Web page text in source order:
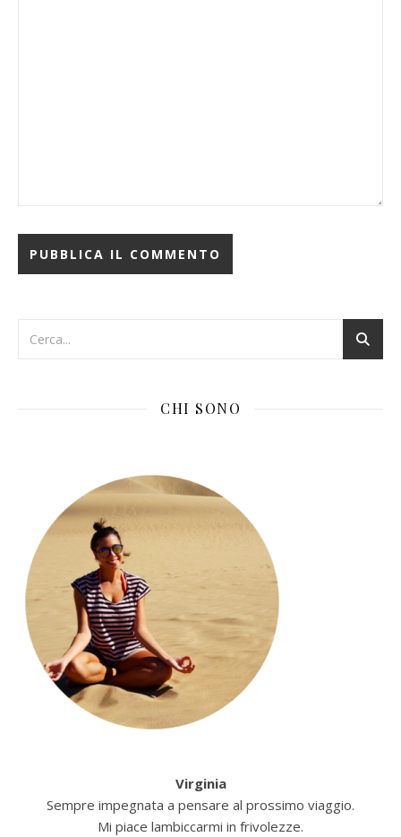
CHI SONO
Virginia
Sempre impegnata a pensare al prossimo viaggio.
Mi piace lambiccarmi in frivolezze.